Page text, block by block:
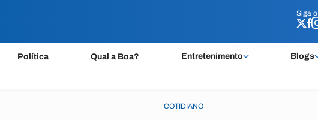
Siga o
Política Qual a Boa? Entretenimento Blogs
Siga o
COTIDIANO